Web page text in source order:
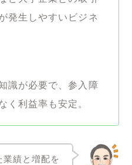
発生しやすいビジネ
識が必要で、参入障
く利益率も安定。
績と増配を